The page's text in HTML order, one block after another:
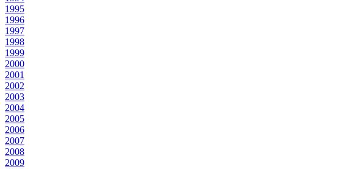
1995
1996
1997
1998
1999
2000
2001
2002
2003
2004
2005
2006
2007
2008
2009